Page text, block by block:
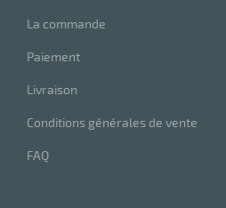
La commande
Paiement
Livraison
Conditions générales de vente
FAQ